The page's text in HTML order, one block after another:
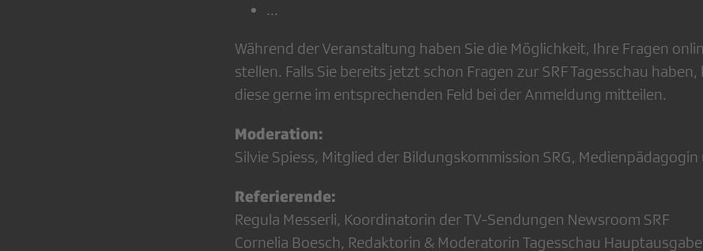
...
Während der Veranstaltung haben Sie die Möglichkeit, Ihre Fragen
stellen. Falls Sie bereits jetzt schon Fragen zur SRF Tagesschau haben,
diese gerne im entsprechenden Feld bei der Anmeldung mitteilen.
Moderation:
Silvie Spiess, Mitglied der Bildungskommission SRG,
Referierende:
Regula Messerli, Koordinatorin der TV-Sendungen Newsroom SRF
Cornelia Boesch, Redaktorin & Moderatorin Tagesschau Hauptausgabe